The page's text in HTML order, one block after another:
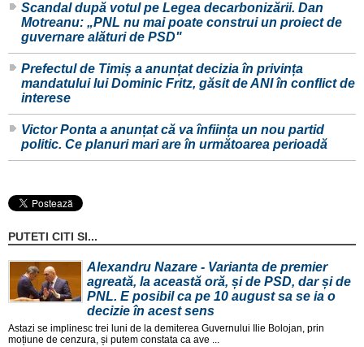
Scandal după votul pe Legea decarbonizării. Dan
Motreanu: „PNL nu mai poate construi un proiect de
guvernare alături de PSD"
Prefectul de Timiș a anunțat decizia în privința
mandatului lui Dominic Fritz, găsit de ANI în conflict de
interese
Victor Ponta a anunțat că va înființa un nou partid
politic. Ce planuri mari are în următoarea perioadă
PUTETI CITI SI...
Alexandru Nazare - Varianta de premier
agreată, la această oră, și de PSD, dar și de
PNL. E posibil ca pe 10 august sa se ia o
decizie în acest sens
Astazi se implinesc trei luni de la demiterea Guvernului Ilie Bolojan, prin
moțiune de cenzura, și putem constata ca ave ...